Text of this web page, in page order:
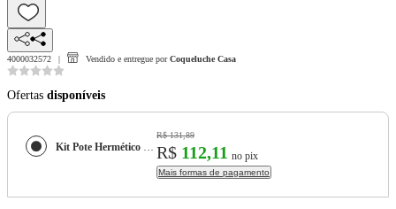
4000032572 Vendido e entregue por Coqueluche Casa
Ofertas disponíveis
Kit Pote Hermético Retangular Block Branco 3 Peças - Ou
R$ 131,89
R$ 112,11 no pix
Mais formas de pagamento